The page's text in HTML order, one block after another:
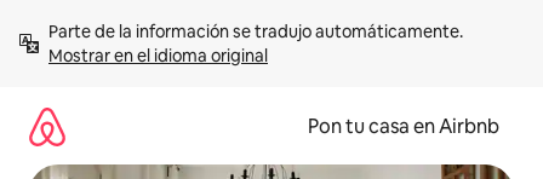
contenidoMostrar en el idioma original
Pon tu casa en Airbnb